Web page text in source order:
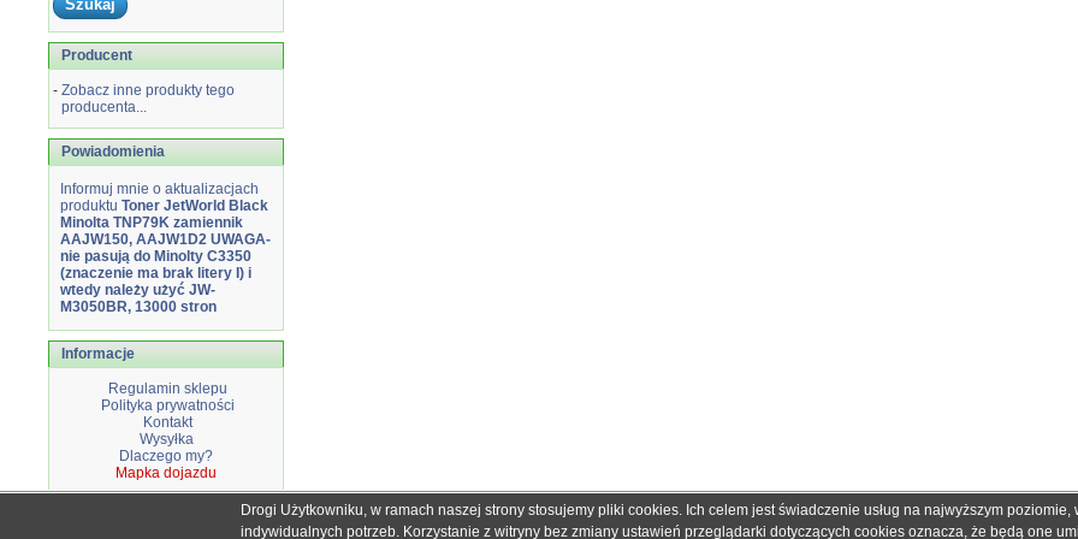
Producent
- Zobacz inne produkty tego
producenta...
Powiadomienia
Informuj mnie o aktualizacjach
produktu Toner JetWorld Black
Minolta TNP79K zamiennik
AAJW150, AAJW1D2 UWAGA-
nie pasują do Minolty C3350
(znaczenie ma brak litery I) i
wtedy należy użyć JW-
M3050BR, 13000 stron
Informacje
Regulamin sklepu
Polityka prywatności
Kontakt
Wysyłka
Dlaczego my?
Mapka dojazdu
Wszystkie nazwy i znaki handlowe użyte na stronie sklepu dobretonery.pl są znakami zastrzeżonymi dla ich właścicieli i zostały użyte wyłącznie w
Drogi Użytkowniku, w ramach naszej strony stosujemy pliki cookies. Ich celem jest świadczenie usług na najwyższym
indywidualnych potrzeb. Korzystanie z witryny bez zmiany ustawień przeglądarki dotyczących cookies oznacza, że będą one